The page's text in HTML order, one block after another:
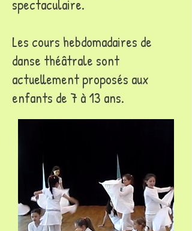
spectaculaire.
Les cours hebdomadaires de
danse théâtrale sont
actuellement proposés aux
enfants de 7 à 13 ans.